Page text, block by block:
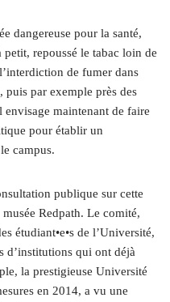
dangereuse pour la santé,
repoussé le tabac loin de
de fumer dans
puis par exemple près des
maintenant de faire
pour établir un
campus.
publique sur cette
Redpath. Le comité,
étudiant•e•s de l’Université,
d’institutions qui ont déjà
la prestigieuse Université
en 2014, a vu une